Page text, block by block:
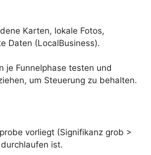
Karten, lokale Fotos,
Daten (LocalBusiness).
je Funnelphase testen und
um Steuerung zu behalten.
vorliegt (Signifikanz grob >
ist.